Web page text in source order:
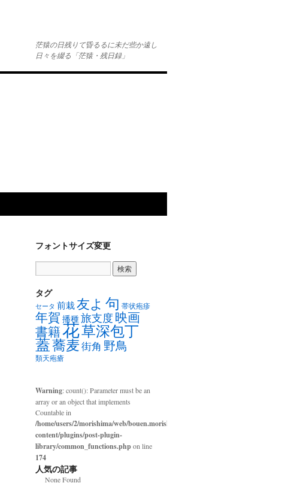
茫猿の日残りて昏るるに未だ些か遠し
日々を綴る「茫猿・残日録」
フォントサイズ変更
タグ
セータ 前栽友よ 句 帯状疱疹
年賀 播種旅支度 映画
書籍花草深包丁
蓋蕎麦街角 野鳥
類天疱瘡
Warning: count(): Parameter must be an
array or an object that implements
Countable in
/home/users/2/morishima/web/bouen.morishima.com/wp-
content/plugins/post-plugin-
library/common_functions.phpon line
174
人気の記事
None Found